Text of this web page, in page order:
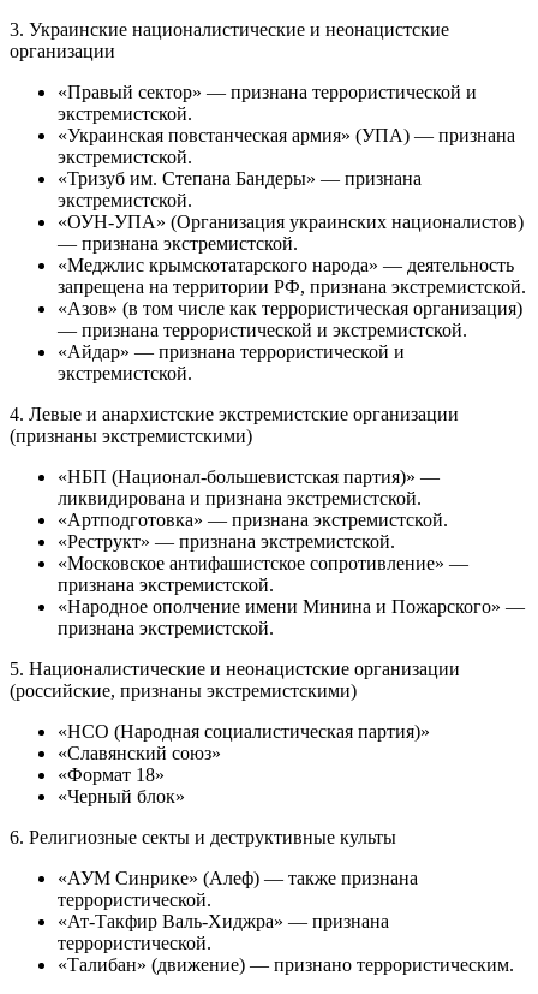
3. Украинские националистические и неонацистские
организации
«Правый сектор» — признана террористической и
экстремистской.
«Украинская повстанческая армия» (УПА) — признана
экстремистской.
«Тризуб им. Степана Бандеры» — признана
экстремистской.
«ОУН-УПА» (Организация украинских националистов)
— признана экстремистской.
«Меджлис крымскотатарского народа» — деятельность
запрещена на территории РФ, признана экстремистской.
«Азов» (в том числе как террористическая организация)
— признана террористической и экстремистской.
«Айдар» — признана террористической и
экстремистской.
4. Левые и анархистские экстремистские организации
(признаны экстремистскими)
«НБП (Национал-большевистская партия)» —
ликвидирована и признана экстремистской.
«Артподготовка» — признана экстремистской.
«Реструкт» — признана экстремистской.
«Московское антифашистское сопротивление» —
признана экстремистской.
«Народное ополчение имени Минина и Пожарского» —
признана экстремистской.
5. Националистические и неонацистские организации
(российские, признаны экстремистскими)
«НСО (Народная социалистическая партия)»
«Славянский союз»
«Формат 18»
«Черный блок»
6. Религиозные секты и деструктивные культы
«АУМ Синрике» (Алеф) — также признана
террористической.
«Ат-Такфир Валь-Хиджра» — признана
террористической.
«Талибан» (движение) — признано террористическим.